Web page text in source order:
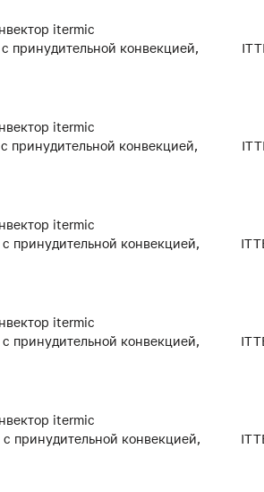
itermic
принудительной конвекцией,
itermic
принудительной конвекцией,
itermic
принудительной конвекцией,
itermic
принудительной конвекцией,
itermic
принудительной конвекцией,